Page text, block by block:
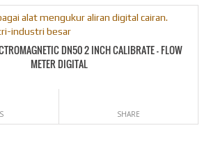
DN50 2 INCH CALIBRATE – FLOW
METER DIGITAL
SHARE